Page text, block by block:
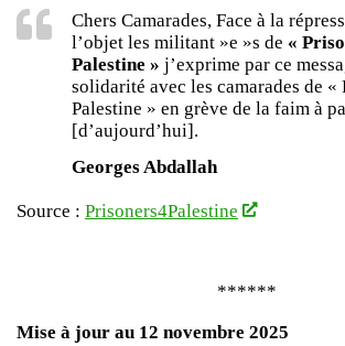
Chers Camarades, Face à la
l’objet les militant »e »s de «
Palestine » j’exprime par ce
solidarité avec les camarades de «
Palestine » en grève de la faim à
[d’aujourd’hui].
Georges Abdallah
Source : Prisoners4Palestine
******
Mise à jour au 12 novembre 2025